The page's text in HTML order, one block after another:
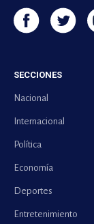
SECCIONES
Nacional
Internacional
Política
Economía
Deportes
Entretenimiento